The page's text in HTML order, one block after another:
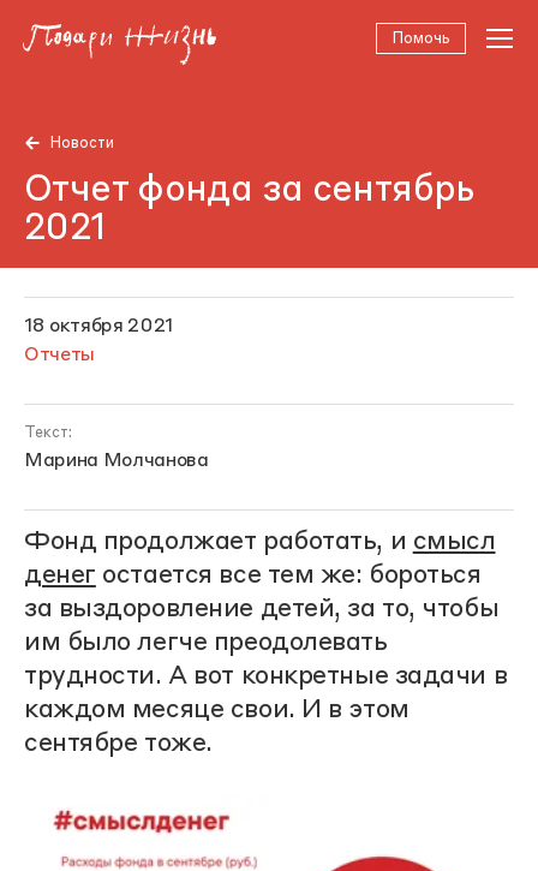
Помочь
Новости
Отчет фонда за сентябрь
2021
18 октября 2021
Отчеты
Текст:
Марина Молчанова
Фонд продолжает работать, и смысл
денег остается все тем же: бороться
за выздоровление детей, за то, чтобы
им было легче преодолевать
трудности. А вот конкретные задачи в
каждом месяце свои. И в этом
сентябре тоже.